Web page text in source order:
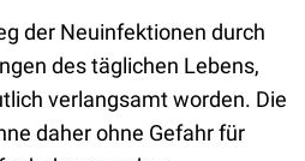
der Neuinfektionen durch
des täglichen Lebens,
verlangsamt worden. Die
daher ohne Gefahr für